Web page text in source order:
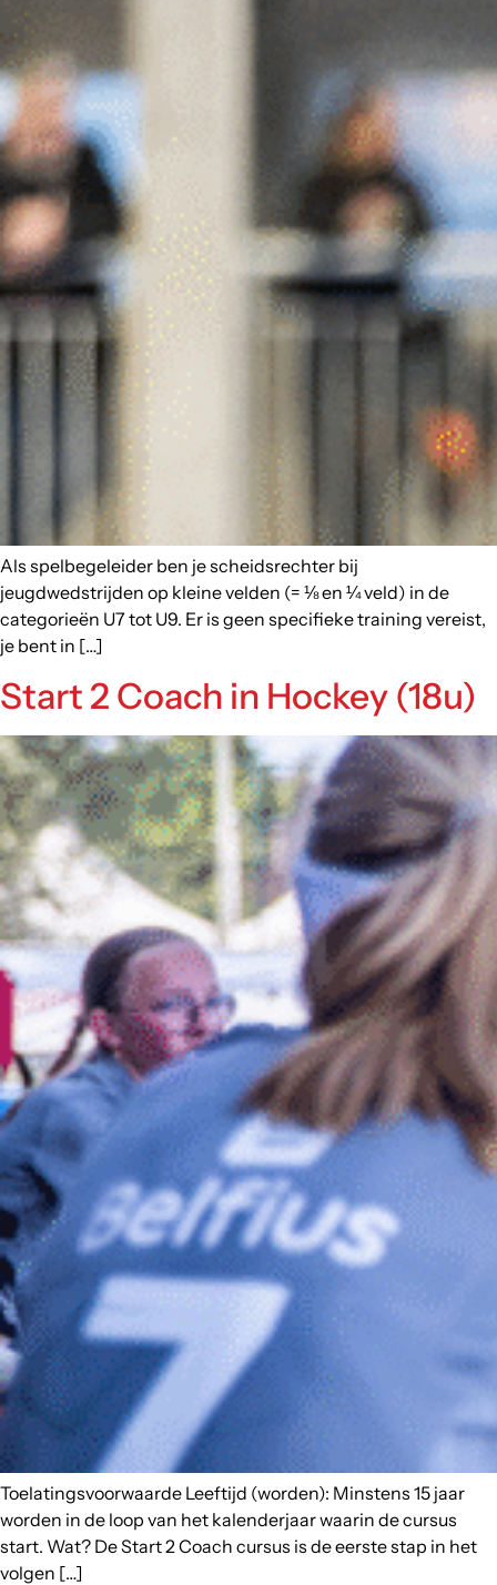
Als spelbegeleider ben je scheidsrechter bij
jeugdwedstrijden op kleine velden (= ⅛ en ¼ veld) in de
categorieën U7 tot U9. Er is geen specifieke training vereist,
je bent in […]
Start 2 Coach in Hockey (18u)
Toelatingsvoorwaarde Leeftijd (worden): Minstens 15 jaar
worden in de loop van het kalenderjaar waarin de cursus
start. Wat? De Start 2 Coach cursus is de eerste stap in het
volgen […]